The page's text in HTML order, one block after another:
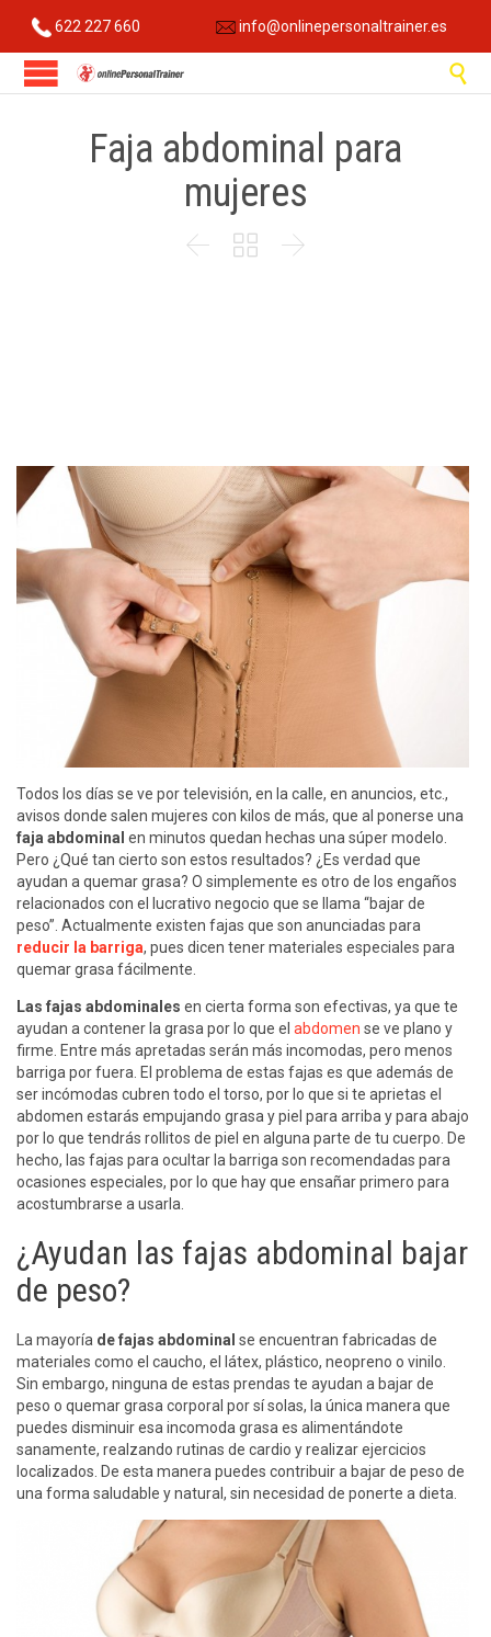
622 227 660 info@onlinepersonaltrainer.es

Faja abdominal para
mujeres
  
Todos los días se ve por televisión, en la calle, en anuncios, etc.,
avisos donde salen mujeres con kilos de más, que al ponerse una
faja abdominal en minutos quedan hechas una súper modelo.
Pero ¿Qué tan cierto son estos resultados? ¿Es verdad que
ayudan a quemar grasa? O simplemente es otro de los engaños
relacionados con el lucrativo negocio que se llama “bajar de
peso”. Actualmente existen fajas que son anunciadas para
reducir la barriga, pues dicen tener materiales especiales para
quemar grasa fácilmente.
Las fajas abdominales en cierta forma son efectivas, ya que te
ayudan a contener la grasa por lo que el abdomen se ve plano y
firme. Entre más apretadas serán más incomodas, pero menos
barriga por fuera. El problema de estas fajas es que además de
ser incómodas cubren todo el torso, por lo que si te aprietas el
abdomen estarás empujando grasa y piel para arriba y para abajo
por lo que tendrás rollitos de piel en alguna parte de tu cuerpo. De
hecho, las fajas para ocultar la barriga son recomendadas para
ocasiones especiales, por lo que hay que ensañar primero para
acostumbrarse a usarla.
¿Ayudan las fajas abdominal bajar
de peso?
La mayoría de fajas abdominal se encuentran fabricadas de
materiales como el caucho, el látex, plástico, neopreno o vinilo.
Sin embargo, ninguna de estas prendas te ayudan a bajar de
peso o quemar grasa corporal por sí solas, la única manera que
puedes disminuir esa incomoda grasa es alimentándote
sanamente, realzando rutinas de cardio y realizar ejercicios
localizados. De esta manera puedes contribuir a bajar de peso de
una forma saludable y natural, sin necesidad de ponerte a dieta.